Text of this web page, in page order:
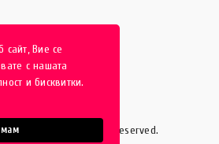
сайт, Вие се
с нашата
и бисквитки.
© 2016-2025 - All rights reserved.